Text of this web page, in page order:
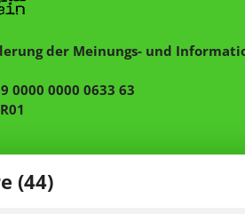
der Meinungs- und
0000 0000 0633 63
(44)